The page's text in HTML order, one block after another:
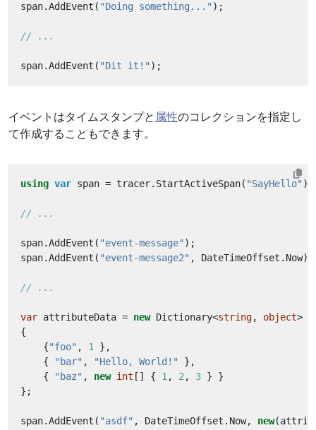
span.AddEvent ( "Doing something..." );
// ...
span.AddEvent ( "Dit it!" );
イベントはタイムスタンプと 属性のコレクションを指定し
て作成することもできます。
using var span = tracer. StartActiveSpan( "SayHello" );
// ...
span.AddEvent ( "event-message" );
span.AddEvent ( "event-message2" , DateTimeOffset . Now);
// ...
var attributeData = new Dictionary<string, object>
{
{"foo" , 1
},
{
"bar" , "Hello, World!"
},
{
"baz" , new int [] { 1 , 2 , 3 }
}
};
span.AddEvent ( "asdf" , DateTimeOffset . Now, new(